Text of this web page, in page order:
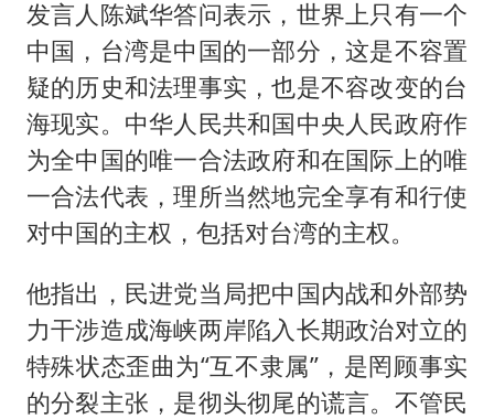
发言人陈斌华答问表示，世界上只有一个
中国，台湾是中国的一部分，这是不容置
疑的历史和法理事实，也是不容改变的台
海现实。中华人民共和国中央人民政府作
为全中国的唯一合法政府和在国际上的唯
一合法代表，理所当然地完全享有和行使
对中国的主权，包括对台湾的主权。
他指出，民进党当局把中国内战和外部势
力干涉造成海峡两岸陷入长期政治对立的
特殊状态歪曲为“互不隶属”，是罔顾事实
的分裂主张，是彻头彻尾的谎言。不管民